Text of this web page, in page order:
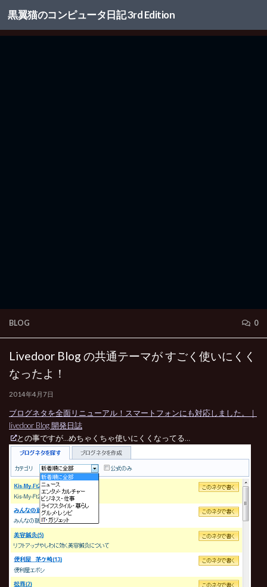
コンテンツへスキップ
黒翼猫のコンピュータ日記 3rd Edition
BLOG 0
Livedoor Blog の共通テーマが すごく使いにくく
なったよ！
2014年4月7日
ブログネタを全面リニューアル！スマートフォンにも対応しました。｜
livedoor Blog 開発日誌
との事ですが…めちゃくちゃ使いにくくなってる…